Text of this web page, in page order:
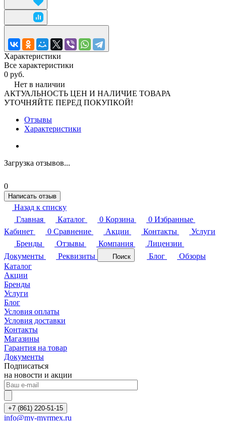
Характеристики
Все характеристики
0 руб.
Нет в наличии
АКТУАЛЬНОСТЬ ЦЕН И НАЛИЧИЕ ТОВАРА
УТОЧНЯЙТЕ ПЕРЕД ПОКУПКОЙ!
Отзывы
Характеристики
Загрузка отзывов...
0
Написать отзыв
Назад к списку
Главная
Каталог 0 Корзина 0 Избранные
Кабинет
0 Сравнение Акции Контакты
Услуги
Бренды
Отзывы Компания
Лицензии
Документы
Реквизиты Поиск Блог
Обзоры
Каталог
Акции
Бренды
Услуги
Блог
Условия оплаты
Условия доставки
Контакты
Магазины
Гарантия на товар
Документы
Подписаться
на новости и акции
+7 (861) 220-51-15
info@my-myrmex.ru